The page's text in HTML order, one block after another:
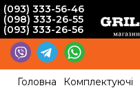
(093) 333-56-46
(098) 333-26-55
(093) 333-26-56
Головна Комплектуючі